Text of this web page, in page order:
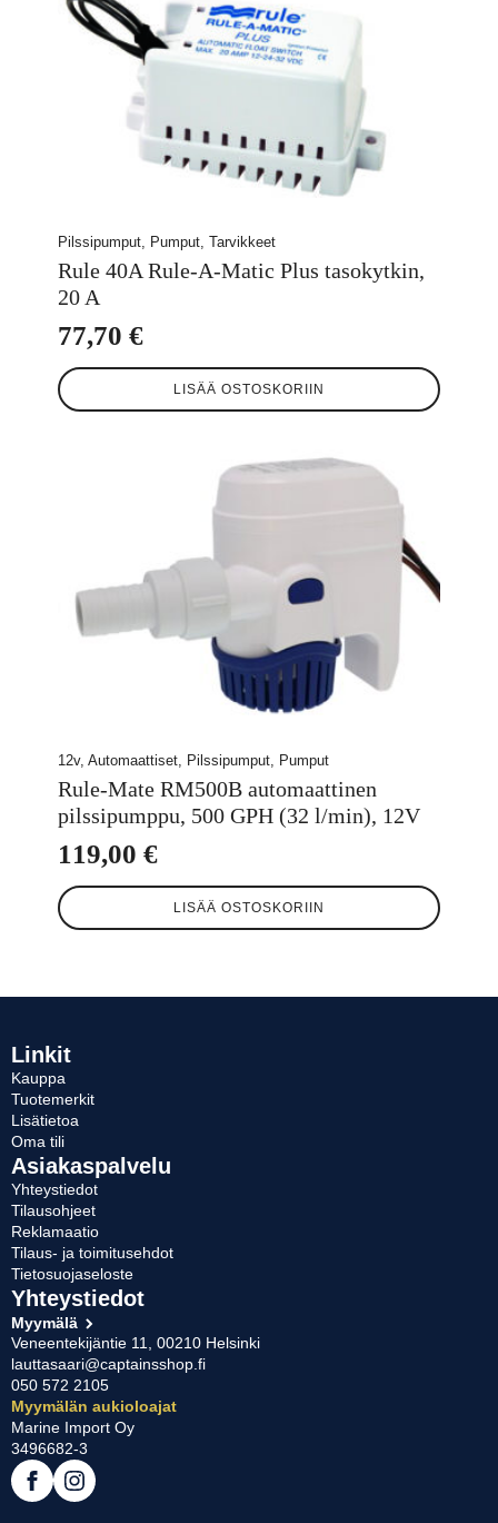
Pilssipumput, Pumput, Tarvikkeet
Rule 40A Rule-A-Matic Plus tasokytkin,
20 A
77,70 €
LISÄÄ OSTOSKORIIN
12v, Automaattiset, Pilssipumput, Pumput
Rule-Mate RM500B automaattinen
pilssipumppu, 500 GPH (32 l/min), 12V
119,00 €
LISÄÄ OSTOSKORIIN
Linkit
Kauppa
Tuotemerkit
Lisätietoa
Oma tili
Asiakaspalvelu
Yhteystiedot
Tilausohjeet
Reklamaatio
Tilaus- ja toimitusehdot
Tietosuojaseloste
Yhteystiedot
Myymälä
Veneentekijäntie 11, 00210 Helsinki
lauttasaari@captainsshop.fi
050 572 2105
Myymälän aukioloajat
Marine Import Oy
3496682-3